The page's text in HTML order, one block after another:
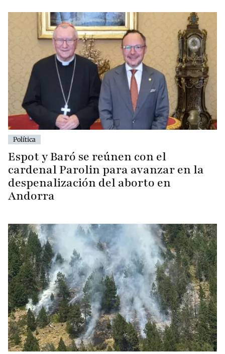
Política
Espot y Baró se reúnen con el
cardenal Parolin para avanzar en la
despenalización del aborto en
Andorra